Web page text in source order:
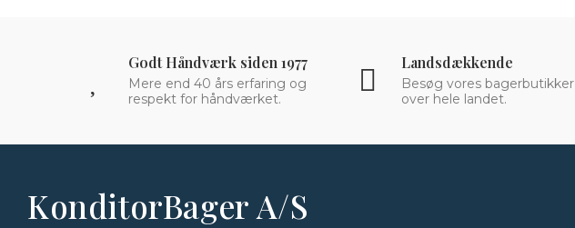
Godt Håndværk siden 1977
Mere end 40 års erfaring og
respekt for håndværket.
Landsdækkende
Besøg vores bagerbutikker
over hele landet.
KonditorBager A/S